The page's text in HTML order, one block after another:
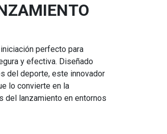
perfecto para
y efectiva. Diseñado
del deporte, este innovador
lo convierte en la
del lanzamiento en entornos